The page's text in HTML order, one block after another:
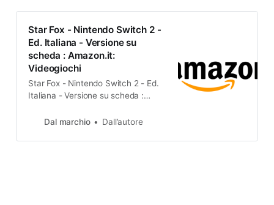
Star Fox - Nintendo Switch 2 -
Ed. Italiana - Versione su
scheda : Amazon.it:
Videogiochi
Star Fox - Nintendo Switch 2 - Ed.
Italiana - Versione su scheda :
Dal marchio
Dall’autore